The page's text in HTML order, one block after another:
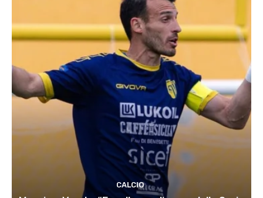
CALCIO